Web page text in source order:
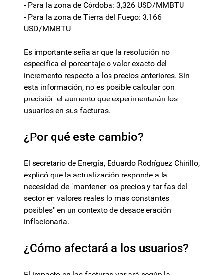
- Para la zona de Córdoba: 3,326 USD/MMBTU
- Para la zona de Tierra del Fuego: 3,166
USD/MMBTU
Es importante señalar que la resolución no
especifica el porcentaje o valor exacto del
incremento respecto a los precios anteriores. Sin
esta información, no es posible calcular con
precisión el aumento que experimentarán los
usuarios en sus facturas.
¿Por qué este cambio?
El secretario de Energía, Eduardo Rodríguez Chirillo,
explicó que la actualización responde a la
necesidad de "mantener los precios y tarifas del
sector en valores reales lo más constantes
posibles" en un contexto de desaceleración
inflacionaria.
¿Cómo afectará a los usuarios?